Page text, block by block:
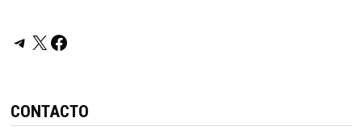
Telegram
X Facebook
CONTACTO